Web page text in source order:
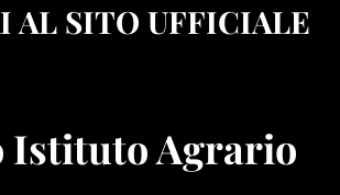
AL SITO UFFICIALE
Istituto Agrario